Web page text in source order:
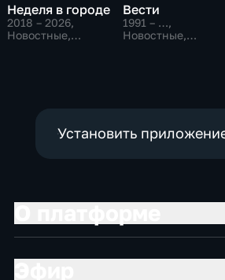
Неделя в городе
2018 – 2026,
Новостные,
Вести
1991 – …,
Новостные,
Установить